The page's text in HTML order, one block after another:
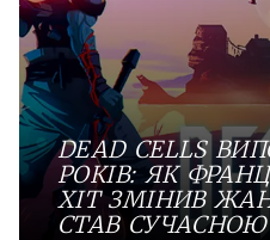
DEAD CELLS
РОКІВ: ЯК
ХІТ ЗМІНИВ
СТАВ